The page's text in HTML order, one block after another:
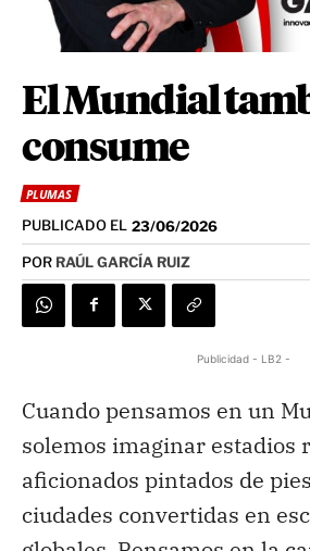
El Mundial
consume
PLUMAS
PUBLICADO EL 23/06/2026
POR RAÚL GARCÍA RUIZ
Publicidad - LB2 -
Cuando pensamos en un
solemos imaginar estadios
aficionados pintados de
ciudades convertidas en